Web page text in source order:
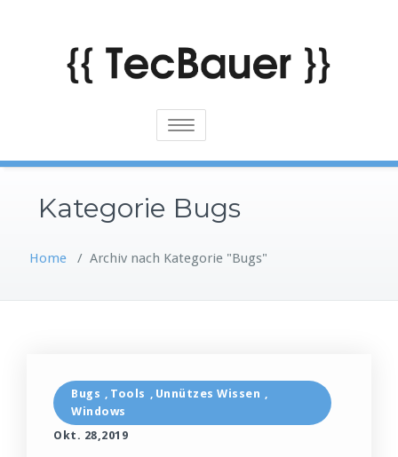
Toggle
Kategorie Bugs
Home / Archiv nach Kategorie "Bugs"
Bugs , Tools , Unnützes Wissen ,
Windows
Okt. 28,2019